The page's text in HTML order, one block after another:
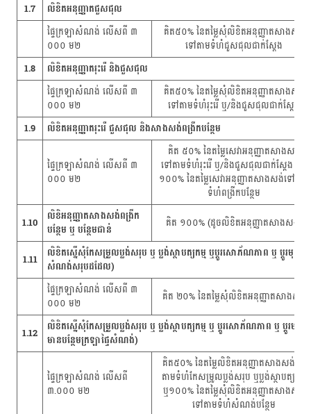
1.7
លិខិតអនុញ្ញាតជួសជុល
ផ្ទៃក្រឡាសំណង់ លើសពី ៣
០០០ ម២
គិត៥០% នៃតម្លៃសុំលិខិតអនុញ្ញាតសាងសង់
ទៅតាមទំហំជួសជុលជាក់ស្តែង
1.8
លិខិតអនុញ្ញាតរុះរើ និងជួសជុល
ផ្ទៃក្រឡាសំណង់ លើសពី ៣
០០០ ម២
គិត៥០% នៃតម្លៃសុំលិខិតអនុញ្ញាតសាងសង់
ទៅតាមទំហំរុះរើ ឬ/និងជួសជុលជាក់ស្តែង
1.9
លិខិតអនុញ្ញាតរុះរើ ជួសជុល និងសាងសង់ពង្រីកបន្ថែម
ផ្ទៃក្រឡាសំណង់ លើសពី ៣
០០០ ម២
គិត ៥០% នៃតម្លៃសេវាអនុញ្ញាតសាងសង់
ទៅតាមទំហំរុះរើ ឬ/និងជួសជុលជាក់ស្តែង និង
១០០% នៃតម្លៃសេវាអនុញ្ញាតសាងសង់ទៅតាម
ទំហំពង្រីកបន្ថែម
1.10
លិខិអនុញ្ញាតសាងសង់ពង្រីក
បន្ថែម ឬ បន្ថែមជាន់
គិត ១០០% (ដូចលិខិតអនុញ្ញាតសាងសង់)
1.11
លិខិតស្នើសុំកែសម្រួលប្លង់សរុប ឬ ប្លង់ស្ថាបត្យកម្ម ឬប្ដូរសោភ័ណភាព ឬ ប្ដូរមុខងារ
សំណង់សរុបដដែល)
ផ្ទៃក្រឡាសំណង់ លើសពី ៣
០០០ ម២
គិត ២០% នៃតម្លៃសុំលិខិតអនុញ្ញាតសាងសង់
1.12
លិខិតស្នើសុំកែសម្រួលប្លង់សរុប ឬ ប្លង់ស្ថាបត្យកម្ម ឬ ប្ដូរសោភ័ណភាព ឬ ប្ដូរមុខង
មានបន្ថែមក្រឡាផ្ទៃសំណង់)
ផ្ទៃក្រឡាសំណង់ លើសពី
៣.០០០ ម២
គិត៥០% នៃតម្លៃលិខិតអនុញ្ញាតសាងសង់ទៅ
តាមទំហំកែសម្រួលប្លង់សរុប ឬប្លង់ស្ថាបត្យកម្ម
ឬ១០០% នៃតម្លៃសុំលិខិតអនុញ្ញាតសាងសង់
ទៅតាមទំហំសំណង់បន្ថែម